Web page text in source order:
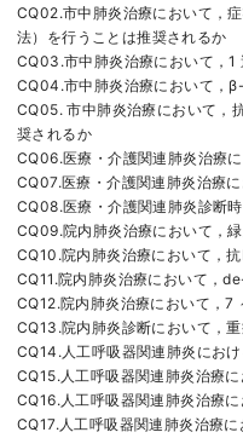
CQ02.市中肺炎治療において，
法）を行うことは推奨されるか
CQ03.市中肺炎治療において，1
CQ04.市中肺炎治療において，
CQ05. 市中肺炎治療において，
奨されるか
CQ06.医療・介護関連肺炎治療
CQ07.医療・介護関連肺炎治療
CQ08.医療・介護関連肺炎診断
CQ09.院内肺炎治療において，
CQ10.院内肺炎治療において，
CQ11.院内肺炎治療において，
CQ12.院内肺炎治療において，7
CQ13.院内肺炎診断において，
CQ14.人工呼吸器関連肺炎にお
CQ15.人工呼吸器関連肺炎治療
CQ16.人工呼吸器関連肺炎治療
CQ17.人工呼吸器関連肺炎治療